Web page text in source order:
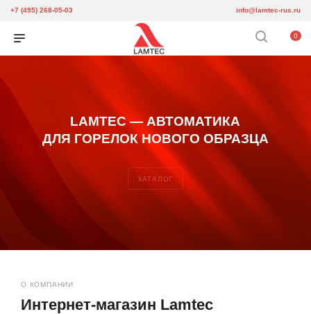
+7 (495) 268-05-03 info@lamtec-rus.ru
0
LAMTEC — АВТОМАТИКА
ДЛЯ ГОРЕЛОК НОВОГО ОБРАЗЦА
КАТАЛОГ
О КОМПАНИИ
Интернет-магазин Lamtec